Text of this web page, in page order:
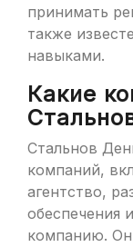
принимать
также
навыками.
Какие
Стальнов
компаний,
агентство,
обеспечения
компанию. Он